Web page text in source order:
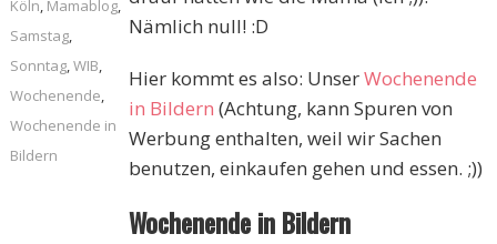
Nämlich null! :D
Hier kommt es also: UnserWochenende
in Bildern (Achtung, kann Spuren von
Werbung enthalten, weil wir Sachen
benutzen, einkaufen gehen und essen. ;))
Wochenende in Bildern
Köln, Mamablog,
Samstag,
Sonntag,WIB,
Wochenende,
Wochenende in
Bildern